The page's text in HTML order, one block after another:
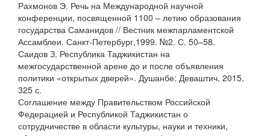
Рахмонов Э. Речь на Международной научной
конференции, посвященной 1100 – летию образования
государства Саманидов // Вестник межпарламентской
Ассамблеи. Санкт-Петербург,1999. №2. С. 50–58.
Саидов З. Республика Таджикистан на
межгосударственной арене до и после объявления
политики «открытых дверей». Душанбе: Деваштич, 2015.
325 с.
Соглашение между Правительством Российской
Федерацией и Республикой Таджикистан о
сотрудничестве в области культуры, науки и техники,